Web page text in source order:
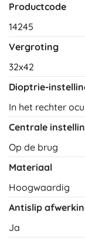
Productcode
14245
Vergroting
32x42
Dioptrie-
In het rechter
Centrale
Op de brug
Materiaal
Hoogwaardig
Antislip
Ja